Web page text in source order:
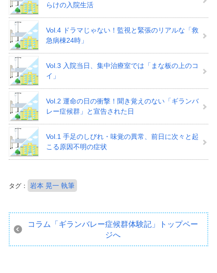
らけの入院生活
Vol.4 ドラマじゃない！監視と緊張のリアルな「救
急病棟24時」
Vol.3 入院当日、集中治療室では「まな板の上のコ
イ」
Vol.2 運命の日の衝撃！聞き覚えのない「ギランバ
レー症候群」と宣告された日
Vol.1 手足のしびれ・味覚の異常、前日に次々と起
こる原因不明の症状
タグ： 岩本 晃一 執筆
コラム「ギランバレー症候群体験記」
トップペー
ジへ